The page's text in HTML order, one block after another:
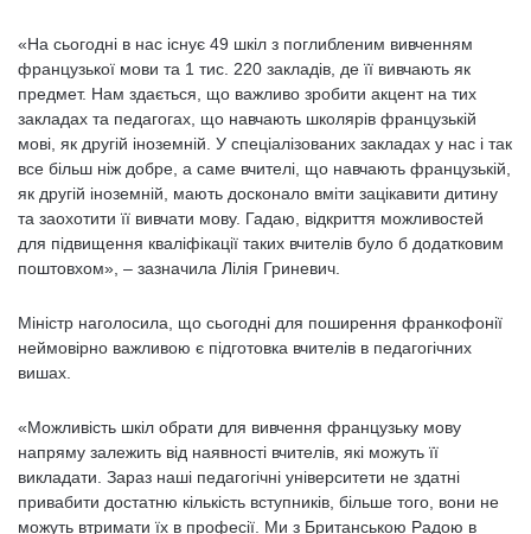
«На сьогодні в нас існує 49 шкіл з поглибленим вивченням
французької мови та 1 тис. 220 закладів, де її вивчають як
предмет. Нам здається, що важливо зробити акцент на тих
закладах та педагогах, що навчають школярів французькій
мові, як другій іноземній. У спеціалізованих закладах у нас і так
все більш ніж добре, а саме вчителі, що навчають французькій,
як другій іноземній, мають досконало вміти зацікавити дитину
та заохотити її вивчати мову. Гадаю, відкриття можливостей
для підвищення кваліфікації таких вчителів було б додатковим
поштовхом», – зазначила Лілія Гриневич.
Міністр наголосила, що сьогодні для поширення франкофонії
неймовірно важливою є підготовка вчителів в педагогічних
вишах.
«Можливість шкіл обрати для вивчення французьку мову
напряму залежить від наявності вчителів, які можуть її
викладати. Зараз наші педагогічні університети не здатні
привабити достатню кількість вступників, більше того, вони не
можуть втримати їх в професії. Ми з Британською Радою в